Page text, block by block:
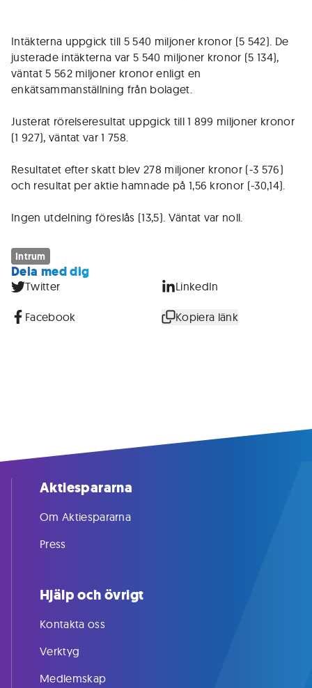
Intäkterna uppgick till 5 540 miljoner kronor (5 542). De
justerade intäkterna var 5 540 miljoner kronor (5 134),
väntat 5 562 miljoner kronor enligt en
enkätsammanställning från bolaget.
Justerat rörelseresultat uppgick till 1 899 miljoner kronor
(1 927), väntat var 1 758.
Resultatet efter skatt blev 278 miljoner kronor (-3 576)
och resultat per aktie hamnade på 1,56 kronor (-30,14).
Ingen utdelning föreslås (13,5). Väntat var noll.
Intrum
Dela med dig
Twitter LinkedIn
Facebook Kopiera länk
Aktiespararna
Om Aktiespararna
Press
Hjälp och övrigt
Kontakta oss
Verktyg
Medlemskap